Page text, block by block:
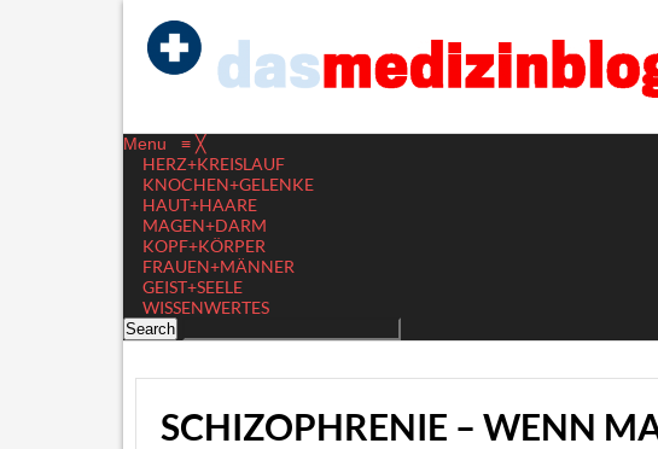
Menu ≡ ╳
HERZ+KREISLAUF
KNOCHEN+GELENKE
HAUT+HAARE
MAGEN+DARM
KOPF+KÖRPER
FRAUEN+MÄNNER
GEIST+SEELE
WISSENWERTES
SCHIZOPHRENIE – WENN